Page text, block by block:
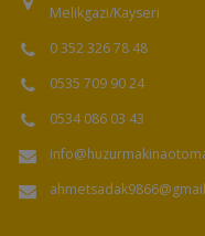
Melikgazi/Kayseri
0 352 326 78 48
0535 709 90 24
0534 086 03 43